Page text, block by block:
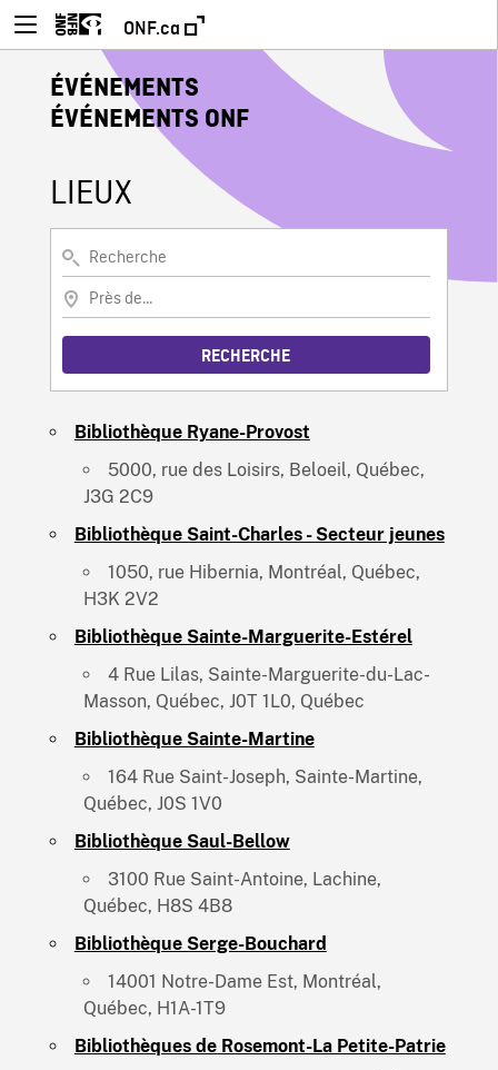
ONF.ca
ÉVÉNEMENTS
ÉVÉNEMENTS ONF
LIEUX
Recherche
Près de…
RECHERCHE
Bibliothèque Ryane-Provost
5000, rue des Loisirs, Beloeil, Québec,
J3G 2C9
Bibliothèque Saint-Charles - Secteur jeunes
1050, rue Hibernia, Montréal, Québec,
H3K 2V2
Bibliothèque Sainte-Marguerite-Estérel
4 Rue Lilas, Sainte-Marguerite-du-Lac-
Masson, Québec, J0T 1L0, Québec
Bibliothèque Sainte-Martine
164 Rue Saint-Joseph, Sainte-Martine,
Québec, J0S 1V0
Bibliothèque Saul-Bellow
3100 Rue Saint-Antoine, Lachine,
Québec, H8S 4B8
Bibliothèque Serge-Bouchard
14001 Notre-Dame Est, Montréal,
Québec, H1A-1T9
Bibliothèques de Rosemont-La Petite-Patrie